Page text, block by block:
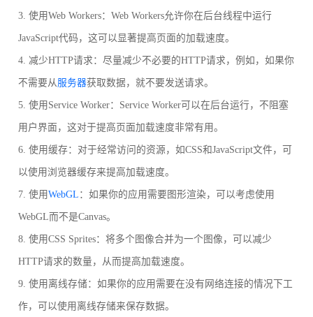
3. 使用Web Workers：Web Workers允许你在后台线程中运行
JavaScript代码，这可以显著提高页面的加载速度。
4. 减少HTTP请求：尽量减少不必要的HTTP请求，例如，如果你
不需要从服务器获取数据，就不要发送请求。
5. 使用Service Worker：Service Worker可以在后台运行，不阻塞
用户界面，这对于提高页面加载速度非常有用。
6. 使用缓存：对于经常访问的资源，如CSS和JavaScript文件，可
以使用浏览器缓存来提高加载速度。
7. 使用WebGL ：如果你的应用需要图形渲染，可以考虑使用
WebGL而不是Canvas。
8. 使用CSS Sprites：将多个图像合并为一个图像，可以减少
HTTP请求的数量，从而提高加载速度。
9. 使用离线存储：如果你的应用需要在没有网络连接的情况下工
作，可以使用离线存储来保存数据。